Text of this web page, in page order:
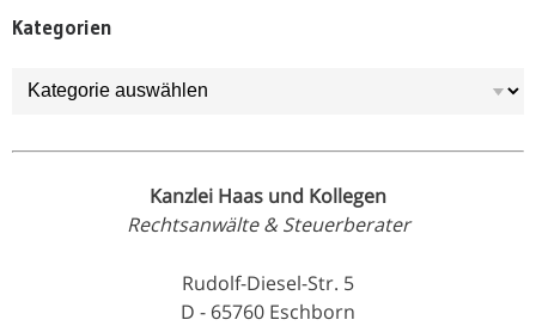
Kategorien
Kategorien
Kanzlei Haas und Kollegen
Rechtsanwälte & Steuerberater
Rudolf-Diesel-Str. 5
D - 65760 Eschborn